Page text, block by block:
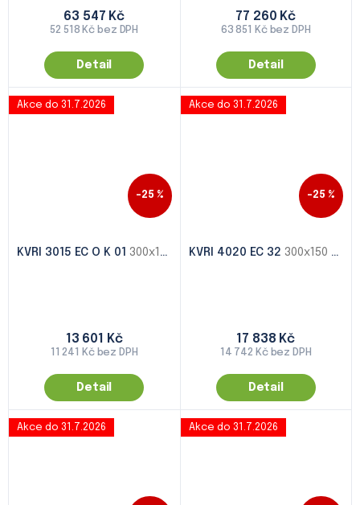
52 518 Kč bez DPH
63 547 Kč
Detail
63 851 Kč bez DPH
77 260 Kč
Detail
Akce do 31.7.2026
–25 %
KVRI 3015 EC O K 01 300x150 - 1000x500
11 241 Kč bez DPH
13 601 Kč
Detail
Akce do 31.7.2026
–25 %
KVRI 4020 EC 32 300x150 - 1000x500
14 742 Kč bez DPH
17 838 Kč
Detail
Akce do 31.7.2026 Akce do 31.7.2026